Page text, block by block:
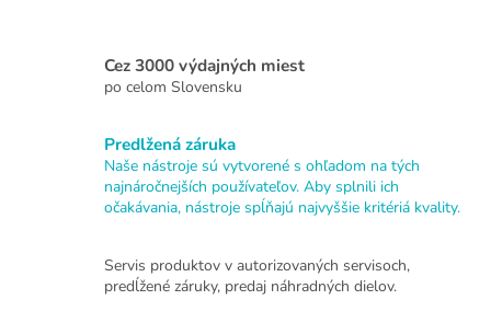
Cez 3000 výdajných miest
po celom Slovensku
Predlžená záruka
Naše nástroje sú vytvorené s ohľadom na tých
najnáročnejších používateľov. Aby splnili ich
očakávania, nástroje spĺňajú najvyššie kritériá kvality.
Servis produktov v autorizovaných servisoch,
predĺžené záruky, predaj náhradných dielov.